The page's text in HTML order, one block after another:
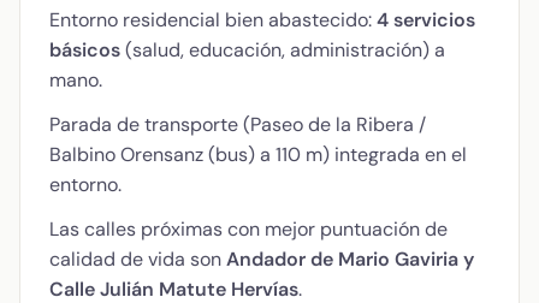
Entorno residencial bien abastecido:4 servicios
básicos(salud, educación, administración) a
mano.
Parada de transporte (Paseo de la Ribera /
Balbino Orensanz (bus) a 110 m) integrada en el
entorno.
Las calles próximas con mejor puntuación de
calidad de vida sonAndador de Mario Gaviria y
Calle Julián Matute Hervías.